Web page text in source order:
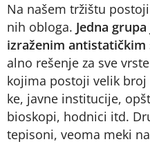
Na na­šem tr­ži­štu
nih oblo­ga. Jed­na
iz­ra­že­nim an­ti­sta­tič­kim
al­no re­še­nje za sve
ko­ji­ma po­sto­ji ve­lik
ke, jav­ne in­sti­tu­ci­je,
bi­o­sko­pi, hod­ni­ci itd.
te­pi­so­ni, ve­o­ma me­ki